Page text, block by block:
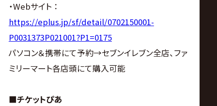
・Webサイト ：
https://eplus.jp/sf/detail/0702150001-
P0031373P021001?P1=0175
パソコン＆携帯にて予約→セブンイレブン全店、ファ
ミリーマート各店頭にて購入可能
■チケットぴあ